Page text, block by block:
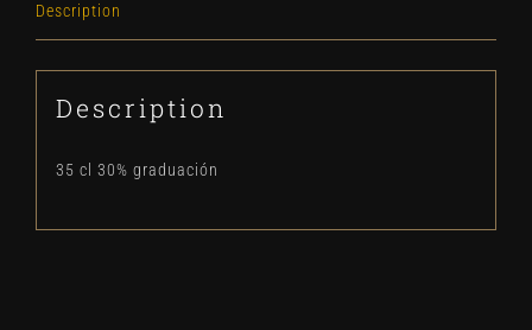
Description
Description
35 cl 30% graduación